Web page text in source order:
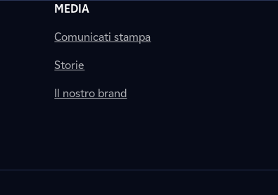
MEDIA
Comunicati stampa
Storie
Il nostro brand